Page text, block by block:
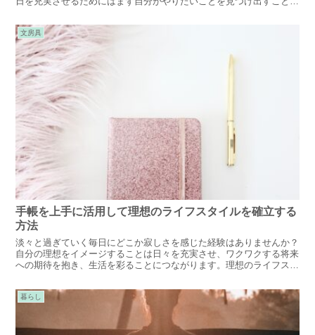
文房具
手帳を上手に活用して理想のライフスタイルを確立する
方法
淡々と過ぎていく毎日にどこか寂しさを感じた経験はありませんか？
自分の理想をイメージすることは日々を充実させ、ワクワクする将来
への期待を抱き、生活を彩ることにつながります。理想のライフスタ
暮らし